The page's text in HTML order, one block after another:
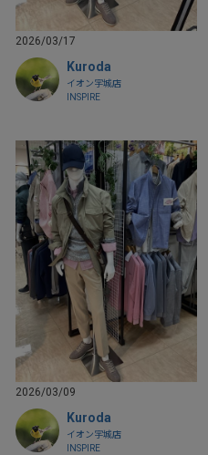
2026/03/17
Kuroda
イオン宇城店
INSPIRE
2026/03/09
Kuroda
イオン宇城店
INSPIRE